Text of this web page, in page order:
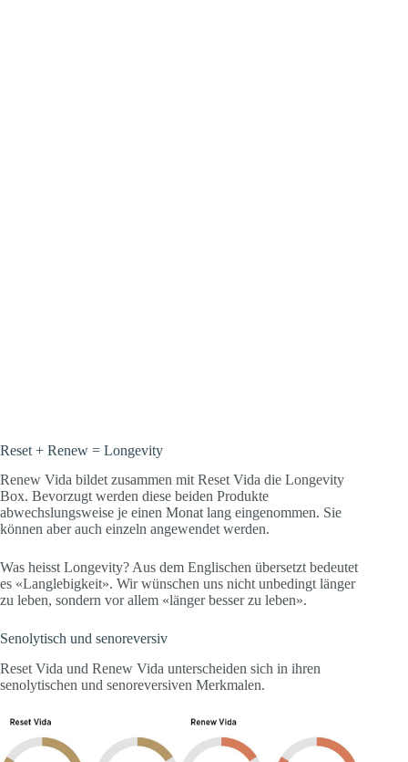
Reset + Renew = Longevity
Renew Vida bildet zusammen mit Reset Vida die Longevity
Box. Bevorzugt werden diese beiden Produkte
abwechslungsweise je einen Monat lang eingenommen. Sie
können aber auch einzeln angewendet werden.
Was heisst Longevity? Aus dem Englischen übersetzt bedeutet
es «Langlebigkeit». Wir wünschen uns nicht unbedingt länger
zu leben, sondern vor allem «länger besser zu leben».
Senolytisch und senoreversiv
Reset Vida und Renew Vida unterscheiden sich in ihren
senolytischen und senoreversiven Merkmalen.